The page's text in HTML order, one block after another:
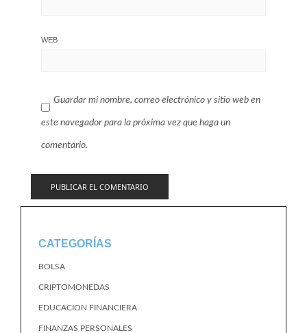
WEB
Guardar mi nombre, correo electrónico y sitio web en
este navegador para la próxima vez que haga un
comentario.
CATEGORÍAS
BOLSA
CRIPTOMONEDAS
EDUCACION FINANCIERA
FINANZAS PERSONALES